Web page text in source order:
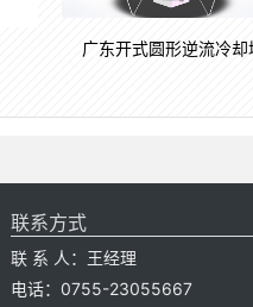
广东开式圆形逆流冷却
联系方式
联 系 人：王经理
电话：0755-23055667